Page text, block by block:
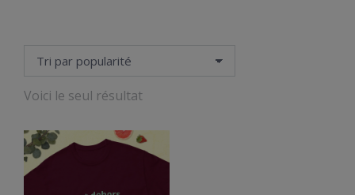
Voici le seul résultat